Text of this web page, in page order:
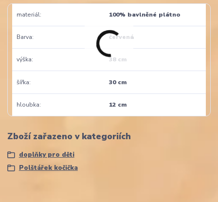
materiál 100% bavlněné plátno
Barva červená
výška 38 cm
šířka 30 cm
hloubka 12 cm
Zboží zařazeno v kategoriích
doplňky pro děti
Polštářek kočička